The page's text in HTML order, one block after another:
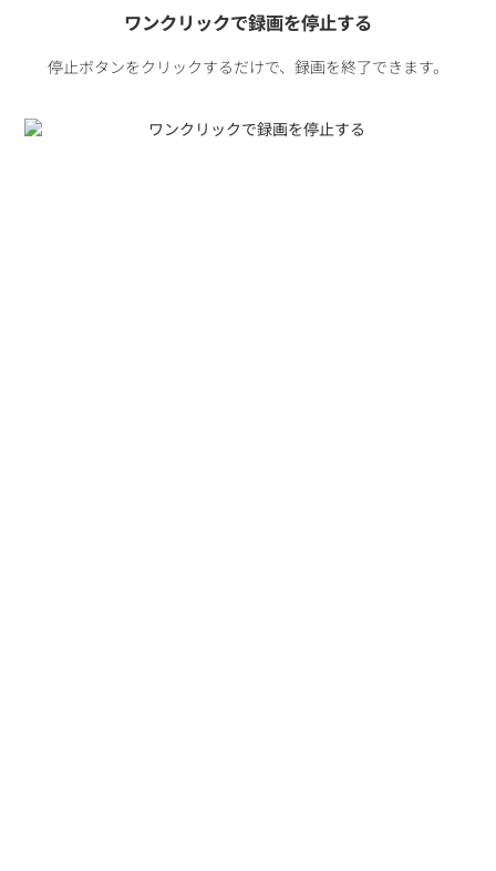
ワンクリックで録画を停止する
停止ボタンをクリックするだけで、録画を終了できます。